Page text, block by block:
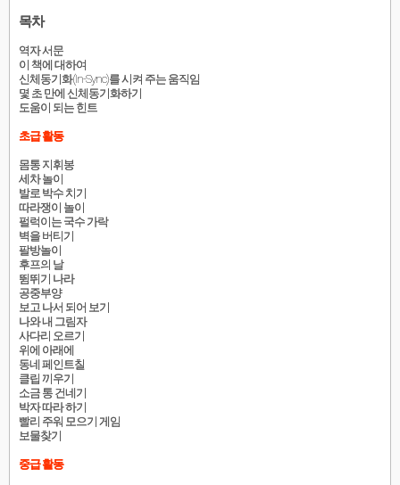
목차
역자 서문
이 책에 대하여
신체동기화(In-Sync)를 시켜 주는 움직임
몇 초 만에 신체동기화하기
도움이 되는 힌트
초급 활동
몸통 지휘봉
세차 놀이
발로 박수 치기
따라쟁이 놀이
펄럭이는 국수 가락
벽을 버티기
팔방놀이
후프의 날
뜀뛰기 나라
공중부양
보고 나서 되어 보기
나와 내 그림자
사다리 오르기
위에 아래에
동네 페인트칠
클립 끼우기
소금 통 건네기
박자 따라 하기
빨리 주워 모으기 게임
보물찾기
중급 활동